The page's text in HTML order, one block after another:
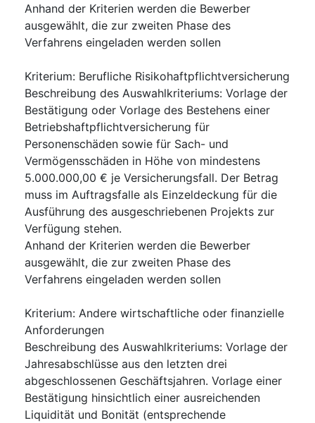
Anhand der Kriterien werden die Bewerber
ausgewählt, die zur zweiten Phase des
Verfahrens eingeladen werden sollen
Kriterium: Berufliche Risikohaftpflichtversicherung
Beschreibung des Auswahlkriteriums: Vorlage der
Bestätigung oder Vorlage des Bestehens einer
Betriebshaftpflichtversicherung für
Personenschäden sowie für Sach- und
Vermögensschäden in Höhe von mindestens
5.000.000,00 € je Versicherungsfall. Der Betrag
muss im Auftragsfalle als Einzeldeckung für die
Ausführung des ausgeschriebenen Projekts zur
Verfügung stehen.
Anhand der Kriterien werden die Bewerber
ausgewählt, die zur zweiten Phase des
Verfahrens eingeladen werden sollen
Kriterium: Andere wirtschaftliche oder finanzielle
Anforderungen
Beschreibung des Auswahlkriteriums: Vorlage der
Jahresabschlüsse aus den letzten drei
abgeschlossenen Geschäftsjahren. Vorlage einer
Bestätigung hinsichtlich einer ausreichenden
Liquidität und Bonität (entsprechende